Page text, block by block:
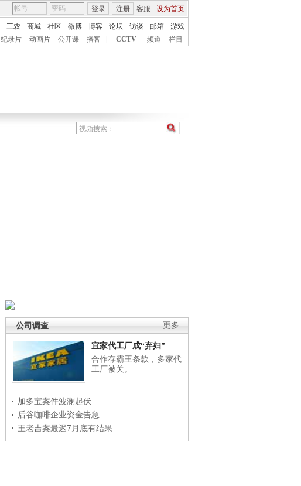
客服 设为首页
登录 注册
三农 商城 社区 微博 博客 论坛 访谈 邮箱
游戏
纪录片 动画片 公开课 播客 CCTV 频道 栏目
更多
公司调查
宜家代工厂成“弃妇”
合作存霸王条款，多家代
工厂被关。
加多宝案件波澜起伏
后谷咖啡企业资金告急
王老吉案最迟7月底有结果